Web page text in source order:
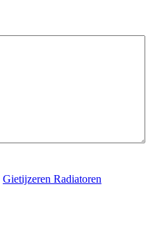
Gietijzeren Radiatoren